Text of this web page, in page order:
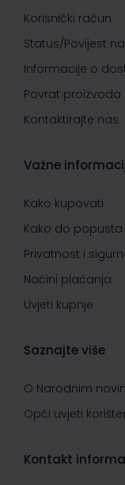
Korisnički račun
Status/Povijest
Informacije o
Povrat proizvoda
Kontaktirajte nas
Važne
Kako kupovati
Kako do popusta
Privatnost i
Načini plaćanja
Uvjeti kupnje
Saznajte više
O Narodnim
Opći uvjeti
Kontakt